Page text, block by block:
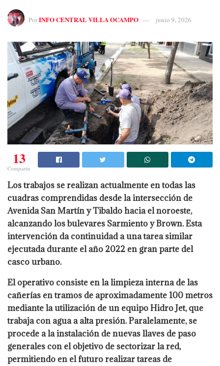
PorINFO CENTRAL VILLA OCAMPO junio 9, 2026
13
Compartir
Los trabajos se realizan actualmente en todas las
cuadras comprendidas desde la intersección de
Avenida San Martín y Tibaldo hacia el noroeste,
alcanzando los bulevares Sarmiento y Brown. Esta
intervención da continuidad a una tarea similar
ejecutada durante el año 2022 en gran parte del
casco urbano.
El operativo consiste en la limpieza interna de las
cañerías en tramos de aproximadamente 100 metros
mediante la utilización de un equipo Hidro Jet, que
trabaja con agua a alta presión. Paralelamente, se
procede a la instalación de nuevas llaves de paso
generales con el objetivo de sectorizar la red,
permitiendo en el futuro realizar tareas de